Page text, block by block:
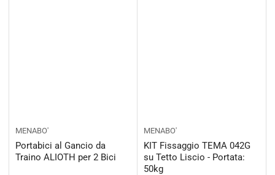
MENABO'
Portabici al Gancio da
Traino ALIOTH per 2 Bici
MENABO'
KIT Fissaggio TEMA 042G
su Tetto Liscio - Portata:
50kg